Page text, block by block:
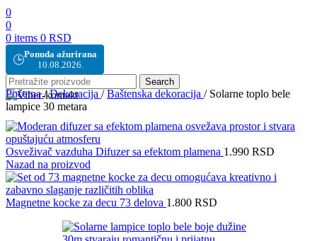
0
0
0 items 0 RSD
🕒Ponuda ažurirana
10.08.2026.
Search
Početna/ Dekoracija / Baštenska dekoracija / Solarne toplo bele
lampice 30 metara
Osveživač vazduha Difuzer sa efektom plamena 1.990 RSD
Nazad na proizvod
Magnetne kocke za decu 73 delova 1.800 RSD